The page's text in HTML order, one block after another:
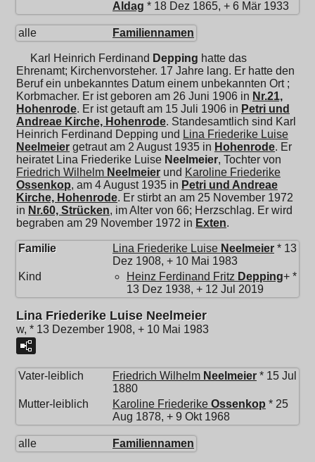
Aldag * 18 Dez 1865, + 6 Mär 1933
alle Familiennamen
Karl Heinrich Ferdinand Depping hatte das
Ehrenamt; Kirchenvorsteher. 17 Jahre lang. Er hatte den
Beruf ein unbekanntes Datum einem unbekannten Ort ;
Korbmacher. Er ist geboren am 26 Juni 1906 in Nr.21,
Hohenrode. Er ist getauft am 15 Juli 1906 in Petri und
Andreae Kirche, Hohenrode. Standesamtlich sind Karl
Heinrich Ferdinand Depping und Lina Friederike Luise
Neelmeier getraut am 2 August 1935 in Hohenrode. Er
heiratet Lina Friederike Luise Neelmeier, Tochter von
Friedrich Wilhelm Neelmeier und Karoline Friederike
Ossenkop, am 4 August 1935 in Petri und Andreae
Kirche, Hohenrode. Er stirbt an am 25 November 1972
in Nr.60, Strücken, im Alter von 66; Herzschlag. Er wird
begraben am 29 November 1972 in Exten.
Familie Lina Friederike Luise Neelmeier * 13
Dez 1908, + 10 Mai 1983
Kind
Heinz Ferdinand Fritz Depping+ *
13 Dez 1938, + 12 Jul 2019
Lina Friederike Luise Neelmeier
w, * 13 Dezember 1908, + 10 Mai 1983
Vater-leiblich Friedrich Wilhelm Neelmeier * 15 Jul
1880
Mutter-leiblich
Karoline Friederike Ossenkop * 25
Aug 1878, + 9 Okt 1968
alle Familiennamen